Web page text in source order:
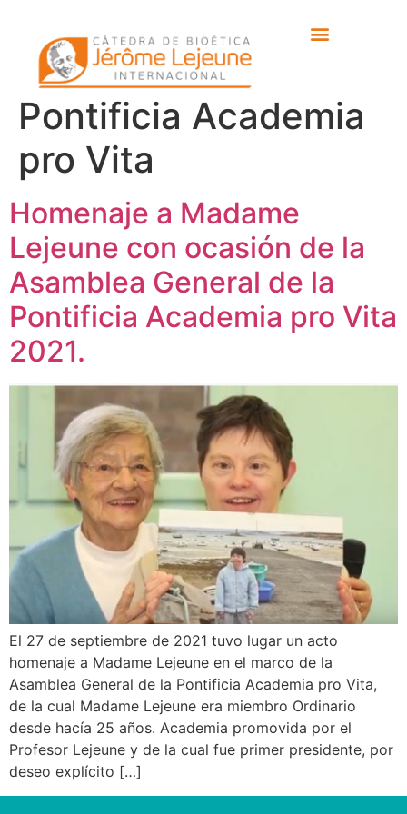
Etiqueta: Asamblea
General de la
Pontificia Academia
pro Vita
Homenaje a Madame
Lejeune con ocasión de la
Asamblea General de la
Pontificia Academia pro Vita
2021.
El 27 de septiembre de 2021 tuvo lugar un acto
homenaje a Madame Lejeune en el marco de la
Asamblea General de la Pontificia Academia pro Vita,
de la cual Madame Lejeune era miembro Ordinario
desde hacía 25 años. Academia promovida por el
Profesor Lejeune y de la cual fue primer presidente, por
deseo explícito […]